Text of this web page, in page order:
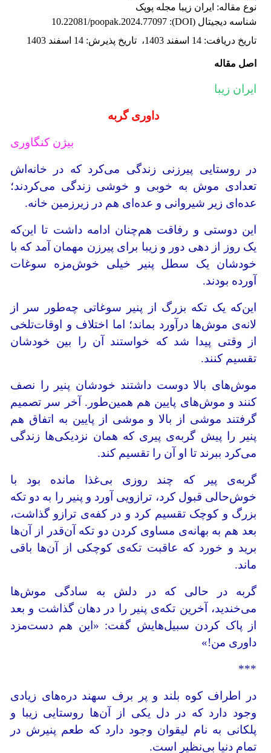
نوع مقاله: ایران زیبا مجله پوپک
شناسه دیجیتال (DOI):
10.22081/poopak.2024.77097
تاریخ دریافت: 14 اسفند 1403 ، تاریخ پذیرش: 14 اسفند 1403
اصل مقاله
ایران زیبا
داوری گربه
بیژن کنگاوری
در روستایی پیرزنی زندگی می‌کرد که در خانه‌اش
تعدادی موش به خوبی و خوشی زندگی می‌کردند؛
عده‌ای زیر شیروانی و عده‌ای هم در زیرزمین خانه.
این دوستی و رفاقت هم‌چنان ادامه داشت تا این‌که
یک روز از دهی دور و زیبا برای پیرزن مهمان آمد که با
خودشان یک سطل پنیر خیلی خوش‌مزه سوغات
آورده بودند.
این‌که یک تکه بزرگ از پنیر سوغاتی چه‌طور سر از
لانه‌ی موش‌ها درآورد بماند؛ اما اختلاف و اوقات‌تلخی
از وقتی پیدا شد که خواستند آن را بین خودشان
تقسیم کنند.
موش‌های بالا دوست داشتند خودشان پنیر را نصف
کنند و موش‌های پایین هم همین‌طور. آخر سر تصمیم
گرفتند موشی از بالا و موشی از پایین به اتفاق هم
پنیر را پیش گربه‌ی پیری که همان نزدیکی‌ها زندگی
می‌کرد ببرند تا او آن را تقسیم کند.
گربه‌ی پیر که چند روزی بی‌غذا مانده بود با
خوش‌حالی قبول کرد، ترازویی آورد و پنیر را به دو تکه
بزرگ و کوچک تقسیم کرد و در کفه‌ی ترازو گذاشت،
بعد هم به بهانه‌ی مساوی کردن دو تکه آن‌قدر از آن‌ها
برید و خورد که عاقبت تکه‌ی کوچکی از آن‌ها باقی
ماند.
گربه در حالی که در دلش به سادگی موش‌ها
می‌خندید، آخرین تکه‌ی پنیر را در دهان گذاشت و بعد
از پاک کردن سبیل‌هایش گفت: «این هم دست‌مزد
داوری من!»
***
در اطراف کوه بلند و پر برف سهند دره‌های زیادی
وجود دارد که در دل یکی از آن‌ها روستایی زیبا و
پلکانی به نام لیقوان وجود دارد که طعم پنیرش در
تمام دنیا بی‌نظیر است.